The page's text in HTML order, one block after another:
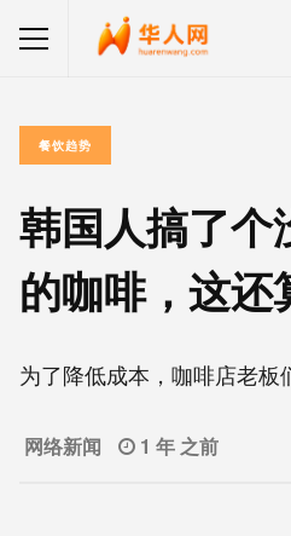
餐饮趋势
韩国人搞了个
的咖啡，这还
为了降低成本，咖啡店老板
网络新闻 1 年 之前